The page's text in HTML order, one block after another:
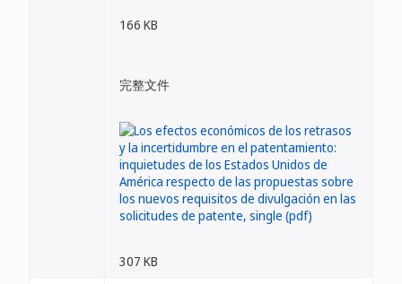
166 KB
完整文件
307 KB